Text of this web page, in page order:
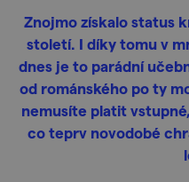
Znojmo získalo status
století. I díky tomu v
dnes je to parádní
od románského po ty
nemusíte platit
co teprv novodobé